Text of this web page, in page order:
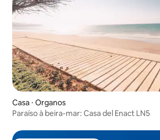
Casa ⋅ Organos
Paraíso à beira-mar: Casa del Enact LN5